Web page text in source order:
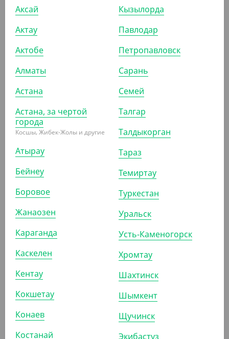
СООБЩИТЬ О
155₸
(3.10₸/ШТ)
Палочка для мороженого
ширина 10, толщина 2 мм
СООБЩИТЬ О
Аксай
Актау
Актобе
Алматы
Астана
Астана, за чертой
города
Косшы, Жибек-Жолы и другие
Атырау
Бейнеу
Боровое
Жанаозен
Караганда
Каскелен
Кентау
Кокшетау
Конаев
Костанай
Кызылорда
Павлодар
Петропавловск
Сарань
Семей
Талгар
Талдыкорган
Тараз
Темиртау
Туркестан
Уральск
Усть-Каменогорск
Хромтау
Шахтинск
Шымкент
Щучинск
Экибастуз